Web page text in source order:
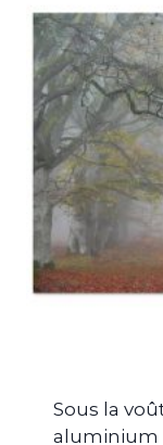
Sous la
aluminium